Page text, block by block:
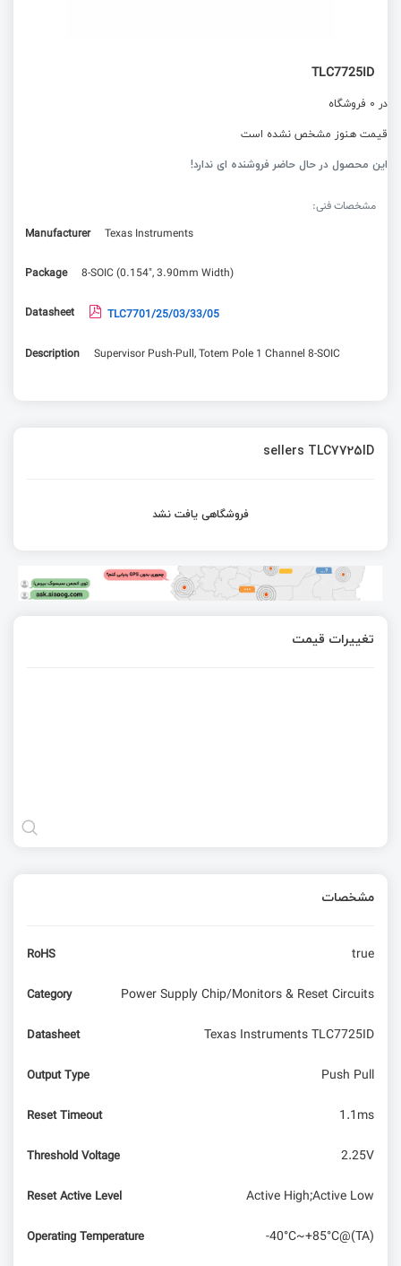
TLC7725ID
در 0 فروشگاه
قیمت هنوز مشخص نشده است
این محصول در حال حاضر فروشنده ای ندارد!
مشخصات فنی:
Manufacturer
Texas Instruments
Package 8-SOIC (0.154", 3.90mm Width)
Datasheet TLC7701/25/03/33/05
Description Supervisor Push-Pull, Totem Pole 1 Channel 8-SOIC
sellers TLC7725ID
فروشگاهی یافت نشد
تغییرات قیمت
مشخصات
RoHS true
Category Power Supply Chip/Monitors & Reset Circuits
Datasheet Texas Instruments TLC7725ID
Output Type Push Pull
Reset Timeout 1.1ms
Threshold Voltage 2.25V
Reset Active Level Active High;Active Low
Operating Temperature -40°C~+85°C@(TA)